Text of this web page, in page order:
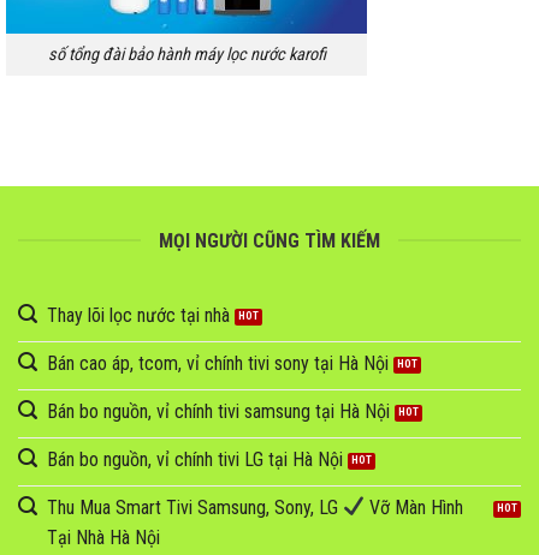
số tổng đài bảo hành máy lọc nước karofi
MỌI NGƯỜI CŨNG TÌM KIẾM
Thay lõi lọc nước tại nhà
Bán cao áp, tcom, vỉ chính tivi sony tại Hà Nội
Bán bo nguồn, vỉ chính tivi samsung tại Hà Nội
Bán bo nguồn, vỉ chính tivi LG tại Hà Nội
Thu Mua Smart Tivi Samsung, Sony, LG
Vỡ Màn Hình
Tại Nhà Hà Nội